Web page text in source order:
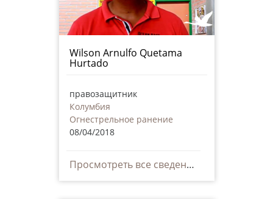
Wilson Arnulfo Quetama
Hurtado
правозащитник
Колумбия
Огнестрельное ранение
08/04/2018
Просмотреть все сведения